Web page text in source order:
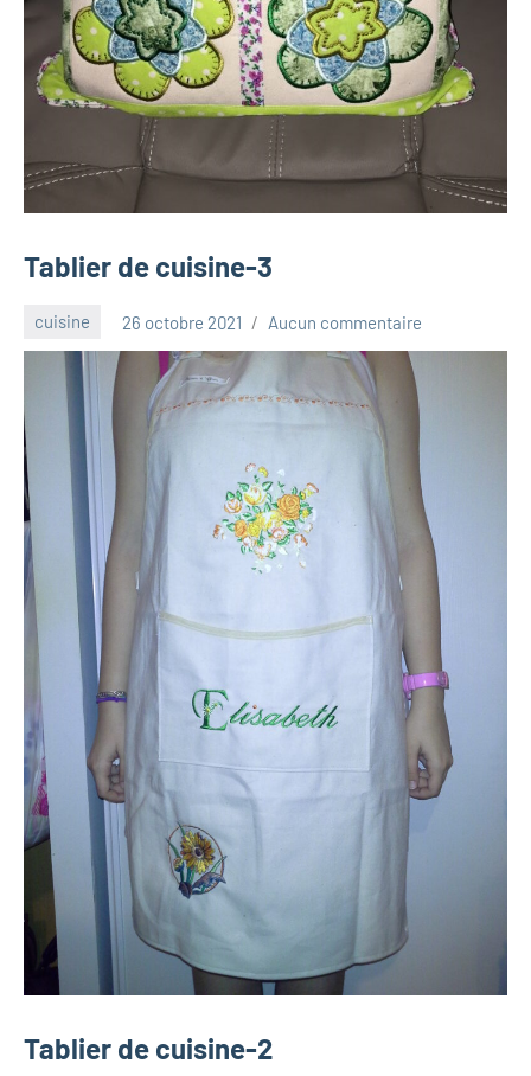
Tablier de cuisine-3
cuisine 26 octobre 2021 Aucun commentaire
Tablier de cuisine-2